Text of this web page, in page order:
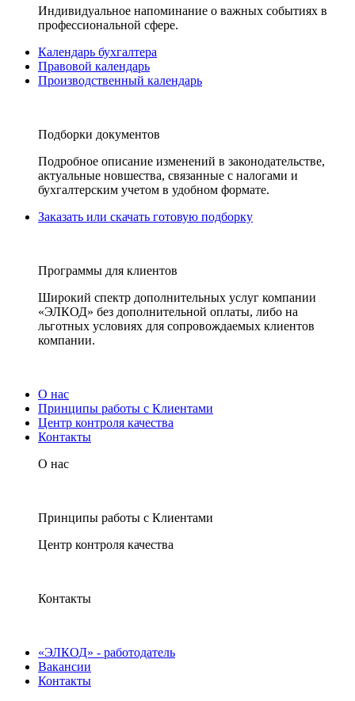
Индивидуальное напоминание о важных событиях в
профессиональной сфере.
Календарь бухгалтера
Правовой календарь
Производственный календарь
Подборки документов
Подробное описание изменений в законодательстве,
актуальные новшества, связанные с налогами и
бухгалтерским учетом в удобном формате.
Заказать или скачать готовую подборку
Программы для клиентов
Широкий спектр дополнительных услуг компании
«ЭЛКОД» без дополнительной оплаты, либо на
льготных условиях для сопровождаемых клиентов
компании.
О нас
Принципы работы с Клиентами
Центр контроля качества
Контакты
О нас
Принципы работы с Клиентами
Центр контроля качества
Контакты
«ЭЛКОД» - работодатель
Вакансии
Контакты